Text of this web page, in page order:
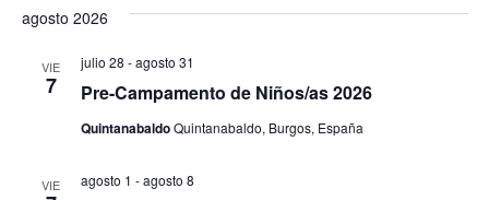
fecha.
agosto 2026
VIE
7 Pre-Campamento de Niños/as 2026
julio 28 -agosto 31
QuintanabaldoQuintanabaldo, Burgos, España
VIE agosto 1 -agosto 8